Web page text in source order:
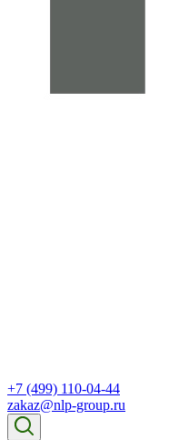
+7 (499) 110-04-44
zakaz@nlp-group.ru